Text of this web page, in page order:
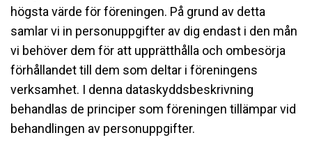
högsta värde för föreningen. På grund av detta
samlar vi in personuppgifter av dig endast i den mån
vi behöver dem för att upprätthålla och ombesörja
förhållandet till dem som deltar i föreningens
verksamhet. I denna dataskyddsbeskrivning
behandlas de principer som föreningen tillämpar vid
behandlingen av personuppgifter.